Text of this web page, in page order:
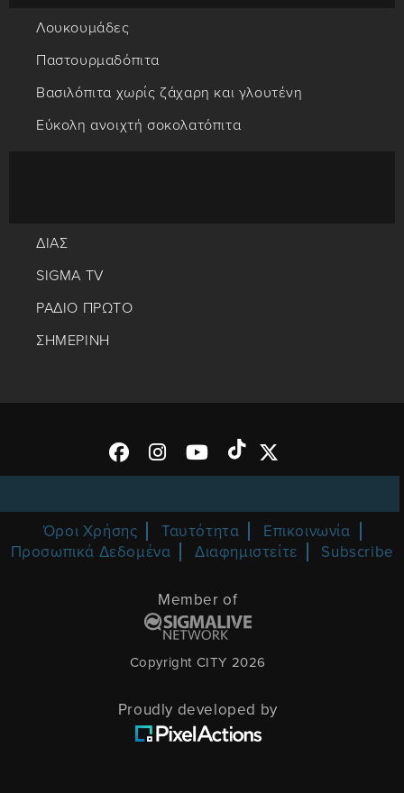
Λουκουμάδες
Παστουρμαδόπιτα
Βασιλόπιτα χωρίς ζάχαρη και γλουτένη
Εύκολη ανοιχτή σοκολατόπιτα
ΔΙΑΣ
SIGMA TV
ΡΑΔΙΟ ΠΡΩΤΟ
ΣΗΜΕΡΙΝΗ
Όροι Χρήσης Ταυτότητα
Επικοινωνία
Προσωπικά Δεδομένα
Διαφημιστείτε Subscribe
Member of
Copyright CITY 2026
Proudly developed by